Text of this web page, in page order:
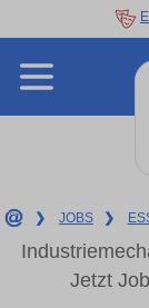
❯ JOBS ❯
Jetzt